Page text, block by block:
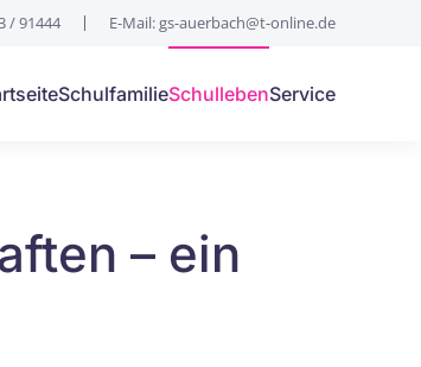
/ 91444 E-Mail: gs-auerbach@t-online.de
SchulfamilieSchullebenService
– ein